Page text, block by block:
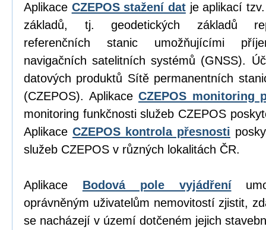
Aplikace CZEPOS stažení datje aplikací
základů, tj. geodetických základů
referenčních stanic umožňujícími
navigačních satelitních systémů (GNSS).
datových produktů Sítě permanentních
(CZEPOS). Aplikace CZEPOS monitoring
monitoring funkčnosti služeb CZEPOS
Aplikace CZEPOS kontrola přesnosti
služeb CZEPOS v různých lokalitách ČR.
Aplikace Bodová pole vyjádření
oprávněným uživatelům nemovitostí zjistit,
se nacházejí v území dotčeném jejich